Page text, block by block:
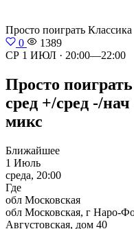
Просто поиграть Классика
0
1389
СР 1 ИЮЛ · 20:00—22:00
Просто
сред +/сред -/
микс
Ближайшее
1 Июль
среда, 20:00
Где
обл Московская
обл Московская, г Наро-
Августовская, дом 40